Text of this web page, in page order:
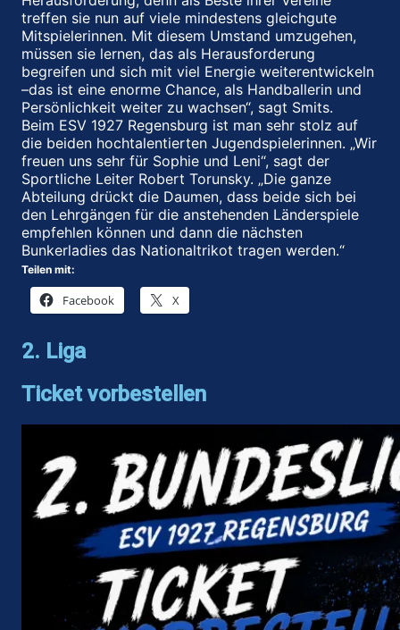
treffen sie nun auf viele mindestens gleichgute
Mitspielerinnen. Mit diesem Umstand umzugehen,
müssen sie lernen, das als Herausforderung
begreifen und sich mit viel Energie weiterentwickeln
–das ist eine enorme Chance, als Handballerin und
Persönlichkeit weiter zu wachsen“, sagt Smits.
Beim ESV 1927 Regensburg ist man sehr stolz auf
die beiden hochtalentierten Jugendspielerinnen. „Wir
freuen uns sehr für Sophie und Leni“, sagt der
Sportliche Leiter Robert Torunsky. „Die ganze
Abteilung drückt die Daumen, dass beide sich bei
den Lehrgängen für die anstehenden Länderspiele
empfehlen können und dann die nächsten
Bunkerladies das Nationaltrikot tragen werden.“
Teilen mit:
Facebook X
2. Liga
Ticket vorbestellen